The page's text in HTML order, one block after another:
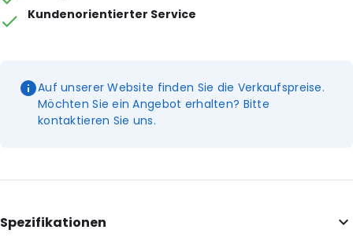
Kundenorientierter Service
Auf unserer Website finden Sie die Verkaufspreise.
Möchten Sie ein Angebot erhalten? Bitte
kontaktieren Sie uns.
Spezifikationen